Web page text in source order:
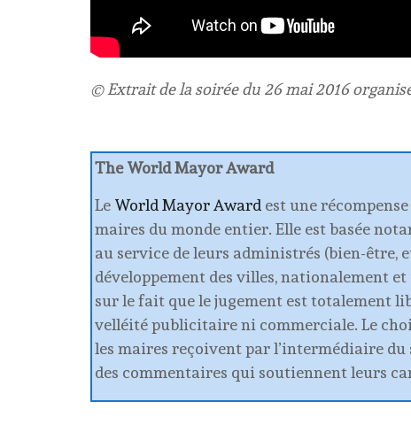
© Extrait de la soirée du 26 mai 2016
The World Mayor Award
Le World Mayor Award est une
maires du monde entier. Elle est basée
au service de leurs administrés (bien-
développement des villes, nationalement
sur le fait que le jugement est totalement
velléité publicitaire ni commerciale. Le
les maires reçoivent par l’intermédiaire
des commentaires qui soutiennent leurs